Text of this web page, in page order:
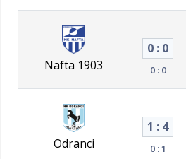
Nafta 1903
0 : 0
0 : 0
Odranci
1 : 4
0 : 1